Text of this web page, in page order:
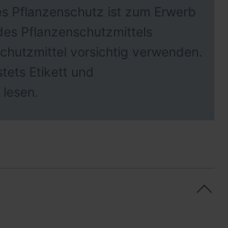
Pflanzenschutz ist zum Erwerb
Pflanzenschutzmittels
vorsichtig verwenden.
Etikett und